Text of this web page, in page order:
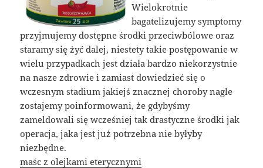
Wielokrotnie
bagatelizujemy symptomy
przyjmujemy dostępne środki przeciwbólowe oraz
staramy się żyć dalej, niestety takie postępowanie w
wielu przypadkach jest działa bardzo niekorzystnie
na nasze zdrowie i zamiast dowiedzieć się o
wczesnym stadium jakiejś znacznej choroby nagle
zostajemy poinformowani, że gdybyśmy
zameldowali się wcześniej tak drastyczne środki jak
operacja, jaka jest już potrzebna nie byłyby
niezbędne.
maśc z olejkami eterycznymi